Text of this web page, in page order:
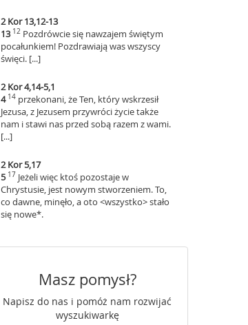
2 Kor 13,12-13
1312 Pozdrówcie się nawzajem świętym
pocałunkiem! Pozdrawiają was wszyscy
święci. [...]
2 Kor 4,14-5,1
414 przekonani, że Ten, który wskrzesił
Jezusa, z Jezusem przywróci życie także
nam i stawi nas przed sobą razem z wami.
[...]
2 Kor 5,17
517 Jeżeli więc ktoś pozostaje w
Chrystusie, jest nowym stworzeniem. To,
co dawne, minęło, a oto <wszystko> stało
się nowe*.
Masz pomysł?
Napisz do nas i pomóż nam rozwijać
wyszukiwarkę